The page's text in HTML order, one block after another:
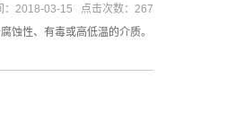
蚀性、有毒或高低温的介质。
：2018-03-15 点击次数：267